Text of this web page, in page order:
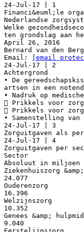
24-Jul-17 | 1
Financi&euml;le
Nederlandse
Welke
ten grondslag aan
April 26, 2016
Bernard van den Berg
Email:
[email
24-Jul-17 | 2
Achtergrond
• De
artsen in een
• Nadruk op
 Prikkels voor
 Prikkels voor
• Samenstelling
24-Jul-17 | 3
Zorguitgaven als
24-Jul-17 | 4
Zorguitgaven per
Sector
Absoluut in miljoen
Ziekenhuiszorg
24.077
Ouderenzorg
16.396
Welzijnszorg
10.352
Genees &amp;
9.040